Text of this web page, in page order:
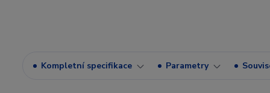
Kompletní specifikace Parametry